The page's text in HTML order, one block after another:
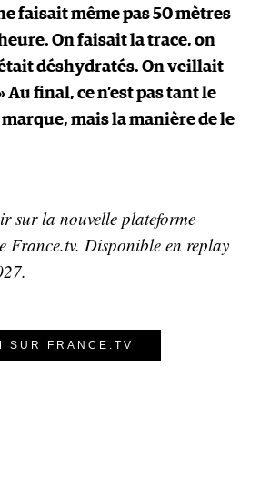
faisait même pas 50 mètres
On faisait la trace, on
déshydratés. On veillait
Au final, ce n’est pas tant le
mais la manière de le
sur la nouvelle plateforme
France.tv. Disponible en replay
SUR FRANCE.TV